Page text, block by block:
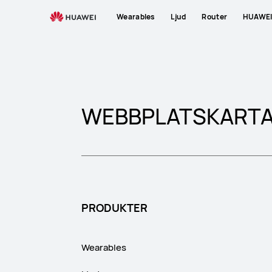
Wearables Ljud Router
PRODUKTER
Wearables